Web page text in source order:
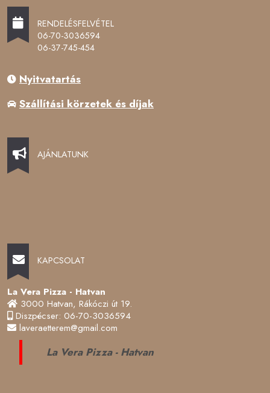
RENDELÉSFELVÉTEL
06-70-3036594
06-37-745-454
Nyitvatartás
Szállítási körzetek és díjak
AJÁNLATUNK
KAPCSOLAT
La Vera Pizza - Hatvan
3000 Hatvan, Rákóczi út 19.
Diszpécser: 06-70-3036594
laveraetterem@gmail.com
La Vera Pizza - Hatvan